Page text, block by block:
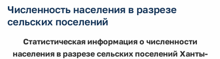
Численность населения в разрезе
сельских поселений
Статистическая информация о численности
населения в разрезе сельских поселений Ханты-